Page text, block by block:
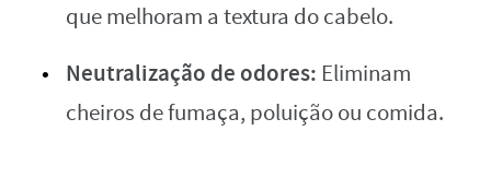
que melhoram a textura do cabelo.
Neutralização de odores: Eliminam
cheiros de fumaça, poluição ou comida.